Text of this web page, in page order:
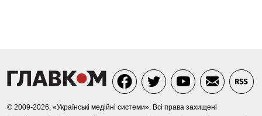
© 2009-2026, «Українські медійні системи». Всі права захищені